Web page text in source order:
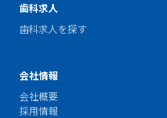
歯科求人
歯科求人を探す
会社情報
会社概要
採用情報